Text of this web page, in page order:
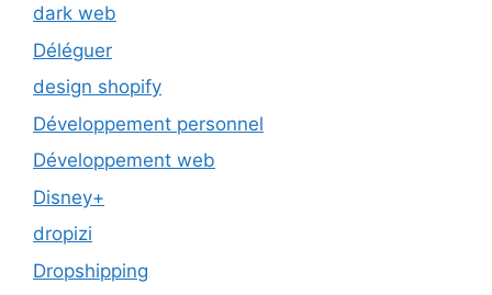
dark web
Déléguer
design shopify
Développement personnel
Développement web
Disney+
dropizi
Dropshipping